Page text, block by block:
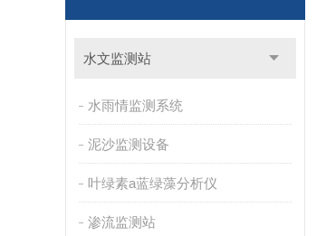
水文监测站
水雨情监测系统
泥沙监测设备
叶绿素a蓝绿藻分析仪
渗流监测站